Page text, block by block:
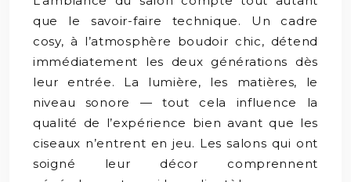
que le savoir-faire technique. Un cadre
cosy, à l’atmosphère boudoir chic, détend
immédiatement les deux générations dès
leur entrée. La lumière, les matières, le
niveau sonore — tout cela influence la
qualité de l’expérience bien avant que les
ciseaux n’entrent en jeu. Les salons qui ont
soigné leur décor comprennent